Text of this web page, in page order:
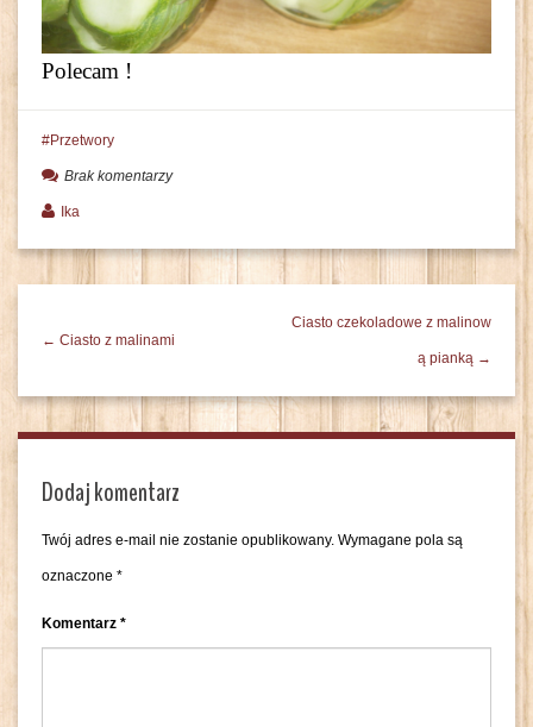
Polecam !
Przetwory
Brak komentarzy
Ika
← Ciasto z malinami
Ciasto czekoladowe z malinow
ą pianką →
Dodaj komentarz
Twój adres e-mail nie zostanie opublikowany. Wymagane pola są
oznaczone *
Komentarz *